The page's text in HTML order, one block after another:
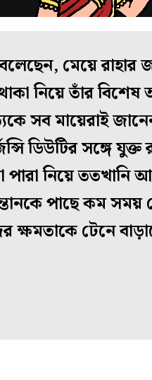
মেয়ে রাহার
নিয়ে তাঁর
সব মায়েরাই
ডিউটির সঙ্গে
নিয়ে ততখানি
পাছে কম সময়
ক্ষমতাকে টেনে